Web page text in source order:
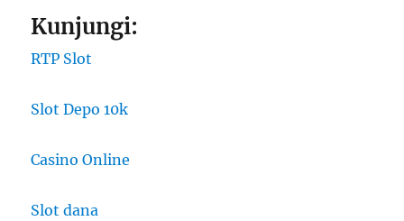
Kunjungi:
RTP Slot
Slot Depo 10k
Casino Online
Slot dana